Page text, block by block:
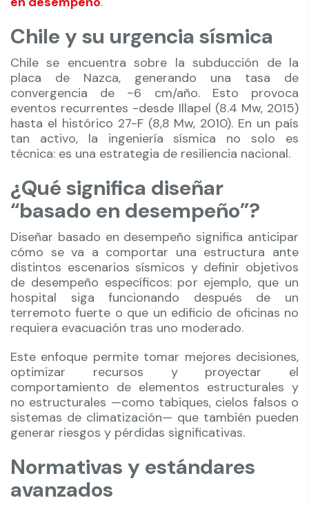
Chile y su urgencia sísmica
Chile se encuentra sobre la subducción de la
placa de Nazca, generando una tasa de
convergencia de ~6 cm/año. Esto provoca
eventos recurrentes -desde Illapel (8.4 Mw, 2015)
hasta el histórico 27-F (8,8 Mw, 2010). En un país
tan activo, la ingeniería sísmica no solo es
técnica: es una estrategia de resiliencia nacional.
¿Qué significa diseñar
“basado en desempeño”?
Diseñar basado en desempeño significa anticipar
cómo se va a comportar una estructura ante
distintos escenarios sísmicos y definir objetivos
de desempeño específicos: por ejemplo, que un
hospital siga funcionando después de un
terremoto fuerte o que un edificio de oficinas no
requiera evacuación tras uno moderado.
Este enfoque permite tomar mejores decisiones,
optimizar recursos y proyectar el
comportamiento de elementos estructurales y
no estructurales —como tabiques, cielos falsos o
sistemas de climatización— que también pueden
generar riesgos y pérdidas significativas.
Normativas y estándares
avanzados